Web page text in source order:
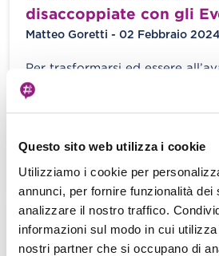
Questo sito web utilizza i cookie
Utilizziamo i cookie per
annunci, per fornire funzionalità dei
analizzare il nostro traffico.
informazioni sul modo in cui
nostri partner che si occupano di
disaccoppiate con gli
Matteo Goretti - 02 Febbraio 2024
Per trasformarsi ed essere
mondo del Cloud Computing le
assicurarsi scalabilità,
loro […]
Hands-on: